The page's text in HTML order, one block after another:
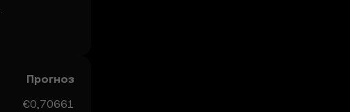
чтобы
Прогноз
€0,70661